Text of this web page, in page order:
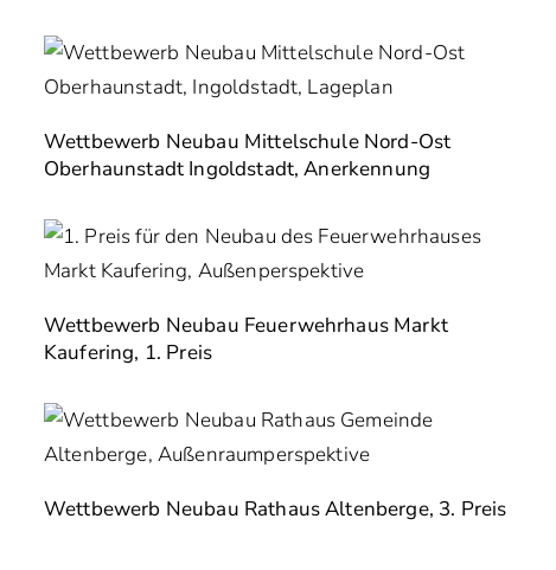
Wettbewerb Neubau Mittelschule Nord-Ost
Oberhaunstadt Ingoldstadt, Anerkennung
Wettbewerb Neubau Feuerwehrhaus Markt
Kaufering, 1. Preis
Wettbewerb Neubau Rathaus Altenberge, 3. Preis